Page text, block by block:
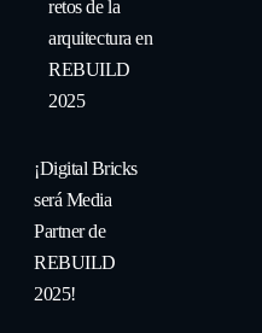
Perrault y los
retos de la
arquitectura en
REBUILD
¡Digital Bricks
será Media
Partner de
REBUILD